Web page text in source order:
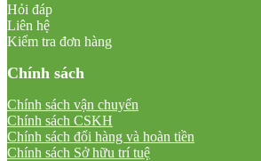
Hỏi đáp
Liên hệ
Kiểm tra đơn hàng
Chính sách
Chính sách vận chuyển
Chính sách CSKH
Chính sách đổi hàng và hoàn tiền
Chính sách Sở hữu trí tuệ